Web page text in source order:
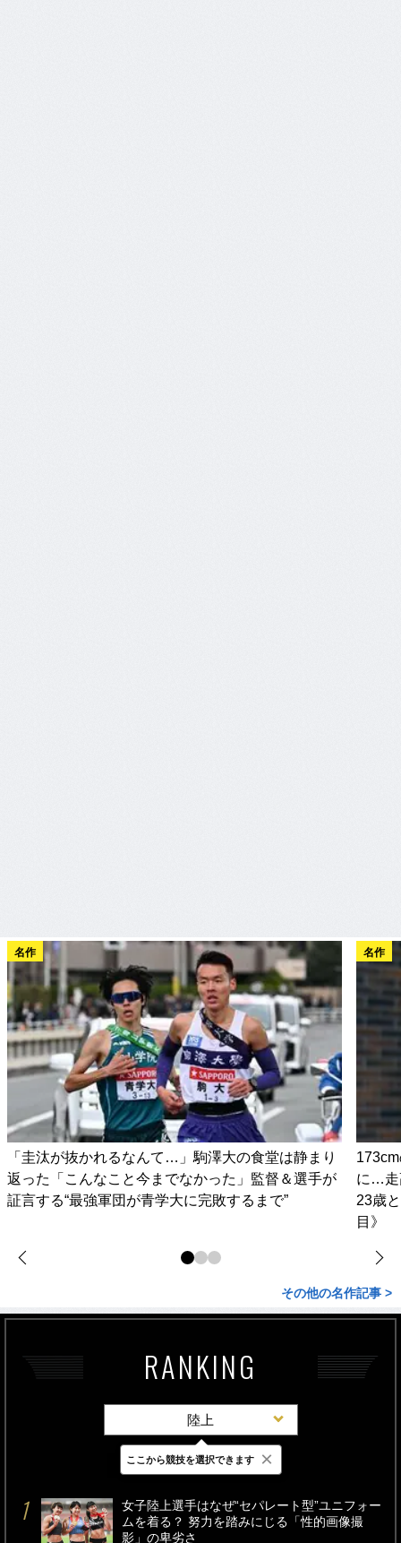
名作
「圭汰が抜かれるなんて…」駒澤大の食堂は静まり
返った「こんなこと今までなかった」監督＆選手が
証言する“最強軍団が青学大に完敗するまで”
名作
に…走
23歳
目》
その他の名作記事 >
RANKING
陸上
最新 24時間 週間
女子陸上選手はなぜ“セパレート型”ユニフォー
ムを着る？ 努力を踏みにじる「性的画像撮
影」の卑劣さ
ここから競技を選択できます ×